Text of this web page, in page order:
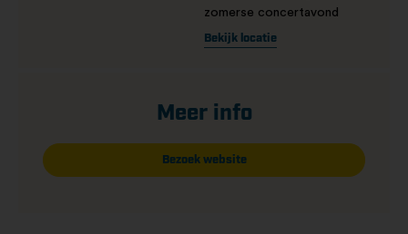
zomerse concertavond
Bekijk locatie
Meer info
Bezoek website